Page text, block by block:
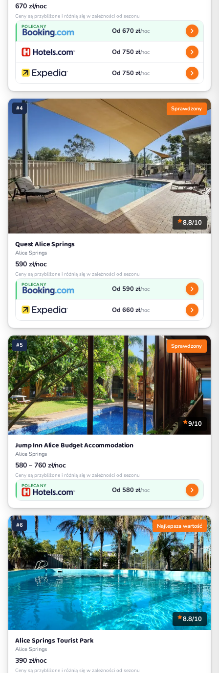
670 zł/noc
Ceny są przybliżone i różnią się w zależności od sezonu
POLECANY Od 670 zł/noc
Od 750 zł/noc
Od 750 zł/noc
#4 Sprawdzony
8.8/10
Quest Alice Springs
Alice Springs
590 zł/noc
Ceny są przybliżone i różnią się w zależności od sezonu
POLECANY Od 590 zł/noc
Od 660 zł/noc
#5 Sprawdzony
9/10
Jump Inn Alice Budget Accommodation
Alice Springs
580 – 760 zł/noc
Ceny są przybliżone i różnią się w zależności od sezonu
POLECANY Od 580 zł/noc
#6 Najlepsza wartość
8.8/10
Alice Springs Tourist Park
Alice Springs
390 zł/noc
Ceny są przybliżone i różnią się w zależności od sezonu